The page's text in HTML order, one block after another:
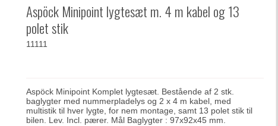
Aspöck Minipoint lygtesæt m. 4 m kabel og 13
polet stik
11111
Aspöck Minipoint Komplet lygtesæt. Bestående af 2 stk.
baglygter med nummerpladelys og 2 x 4 m kabel, med
multistik til hver lygte, for nem montage, samt 13 polet stik til
bilen. Lev. Incl. pærer. Mål Baglygter : 97x92x45 mm.